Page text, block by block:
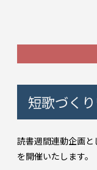
短歌づく
読書週間連動企画
を開催いたします。